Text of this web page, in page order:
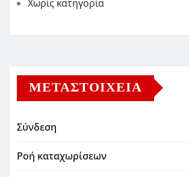
Χωρίς κατηγορία
ΜΕΤΑΣΤΟΙΧΕΊΑ
Σύνδεση
Ροή καταχωρίσεων